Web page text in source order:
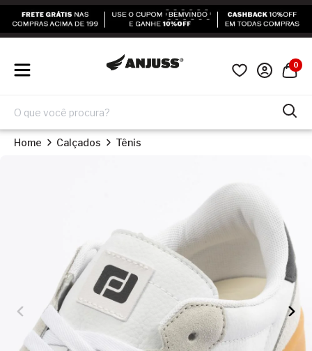
0
Home Calçados Tênis